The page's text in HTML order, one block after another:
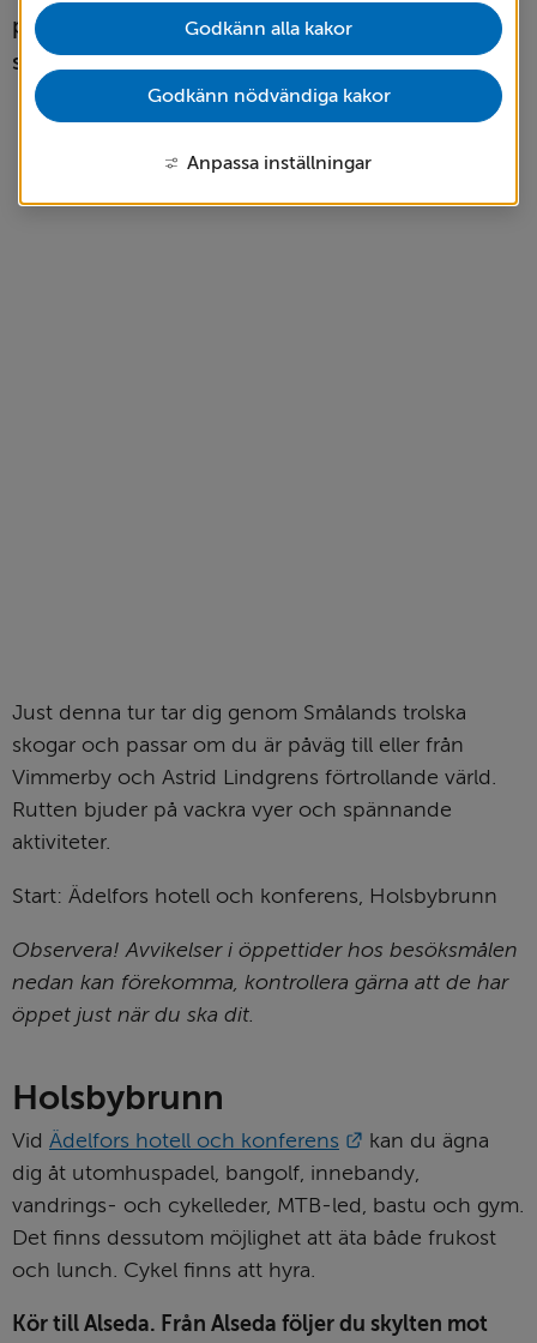
Godkänn alla kakor
Godkänn nödvändiga kakor
Anpassa inställningar
platser och matställen som är väl värda ett
stopp.
Just denna tur tar dig genom Smålands trolska
skogar och passar om du är påväg till eller från
Vimmerby och Astrid Lindgrens förtrollande värld.
Rutten bjuder på vackra vyer och spännande
aktiviteter.
Start: Ädelfors hotell och konferens, Holsbybrunn
Observera! Avvikelser i öppettider hos besöksmålen
nedan kan förekomma, kontrollera gärna att de har
öppet just när du ska dit.
Holsbybrunn
Vid Ädelfors hotell och konferens Länk till annan
kan du ägna
dig åt utomhuspadel, bangolf, innebandy,
vandrings- och cykelleder, MTB-led, bastu och gym.
Det finns dessutom möjlighet att äta både frukost
och lunch. Cykel finns att hyra.
Kör till Alseda. Från Alseda följer du skylten mot